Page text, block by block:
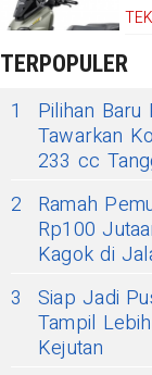
TERPOPULER
1
Pilihan Baru
Tawarkan
233 cc
2
Ramah
Rp100
Kagok di
3
Siap Jadi
Tampil
Kejutan